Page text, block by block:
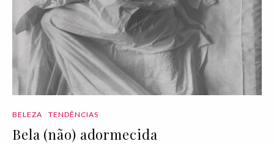
BELEZA TENDÊNCIAS
Bela (não) adormecida